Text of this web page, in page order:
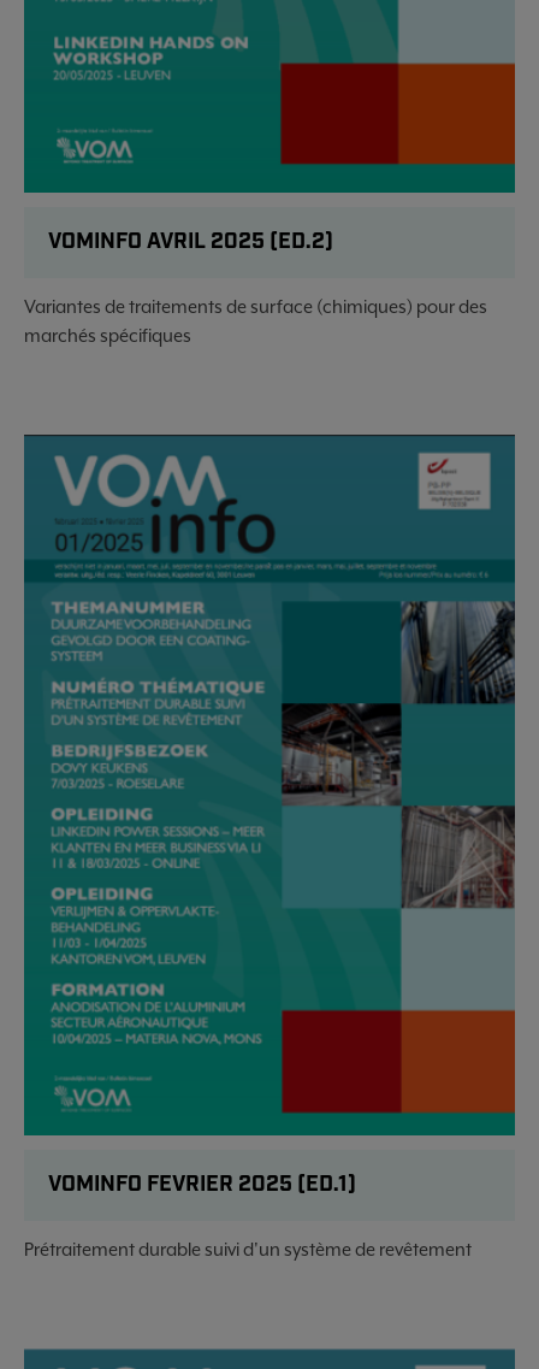
VOMINFO AVRIL 2025 (ED.2)
Variantes de traitements de surface (chimiques) pour des
marchés spécifiques
VOMINFO FEVRIER 2025 (ED.1)
Prétraitement durable suivi d'un système de revêtement